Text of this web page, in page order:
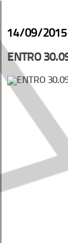
14/09/
ENTRO